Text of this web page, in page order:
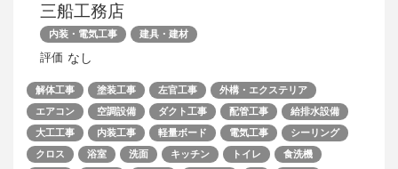
三船工務店
内装・電気工事 建具・建材
評価 なし
解体工事 塗装工事 左官工事
外構・エクステリア
エアコン
空調設備 ダクト工事 配管工事
給排水設備
大工工事
内装工事 軽量ボード 電気工事
シーリング
クロス
浴室 洗面 キッチン トイレ
食洗機